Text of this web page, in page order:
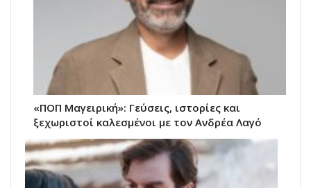
«ΠΟΠ Μαγειρική»: Γεύσεις, ιστορίες και
ξεχωριστοί καλεσμένοι με τον Ανδρέα Λαγό